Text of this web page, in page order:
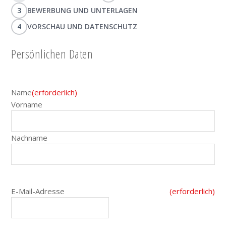
3
BEWERBUNG UND UNTERLAGEN
4
VORSCHAU UND DATENSCHUTZ
Persönlichen Daten
Name(erforderlich)
Vorname
Nachname
E-Mail-Adresse (erforderlich)